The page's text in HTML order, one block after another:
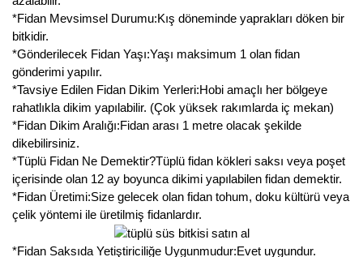
*Fidan Mevsimsel Durumu:Kış döneminde yaprakları döken bir
bitkidir.
*Gönderilecek Fidan Yaşı:Yaşı maksimum 1 olan fidan
gönderimi yapılır.
*Tavsiye Edilen Fidan Dikim Yerleri:Hobi amaçlı her bölgeye
rahatlıkla dikim yapılabilir. (Çok yüksek rakımlarda iç mekan)
*Fidan Dikim Aralığı:Fidan arası 1 metre olacak şekilde
dikebilirsiniz.
*Tüplü Fidan Ne Demektir?Tüplü fidan kökleri saksı veya poşet
içerisinde olan 12 ay boyunca dikimi yapılabilen fidan demektir.
*Fidan Üretimi:Size gelecek olan fidan tohum, doku kültürü veya
çelik yöntemi ile üretilmiş fidanlardır.
*Fidan Saksıda Yetiştiriciliğe Uygunmudur:Evet uygundur.